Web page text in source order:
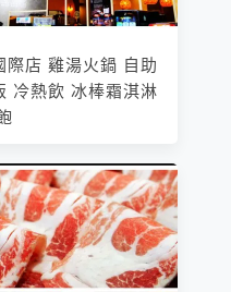
際店 雞湯火鍋 自助
冷熱飲 冰棒霜淇淋